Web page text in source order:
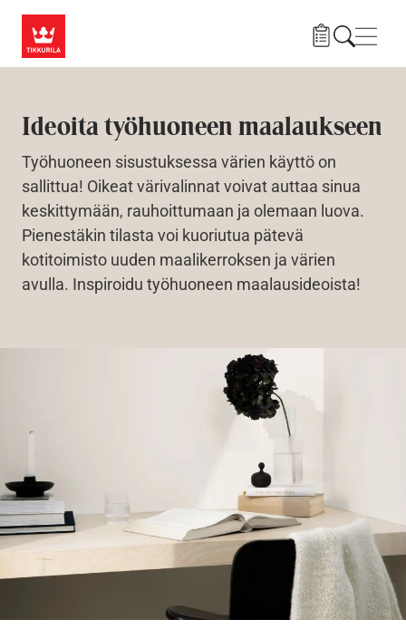
Ideoita työhuoneen maalaukseen
Työhuoneen sisustuksessa värien käyttö on
sallittua! Oikeat värivalinnat voivat auttaa sinua
keskittymään, rauhoittumaan ja olemaan luova.
Pienestäkin tilasta voi kuoriutua pätevä
kotitoimisto uuden maalikerroksen ja värien
avulla. Inspiroidu työhuoneen maalausideoista!